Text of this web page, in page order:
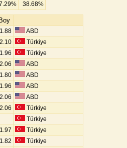
38.68%
Boy
1.88
ABD
2.10
Türkiye
1.96
Türkiye
2.06
ABD
1.80
ABD
1.96
ABD
2.06
ABD
2.06
Türkiye
Türkiye
1.97
Türkiye
1.82
Türkiye